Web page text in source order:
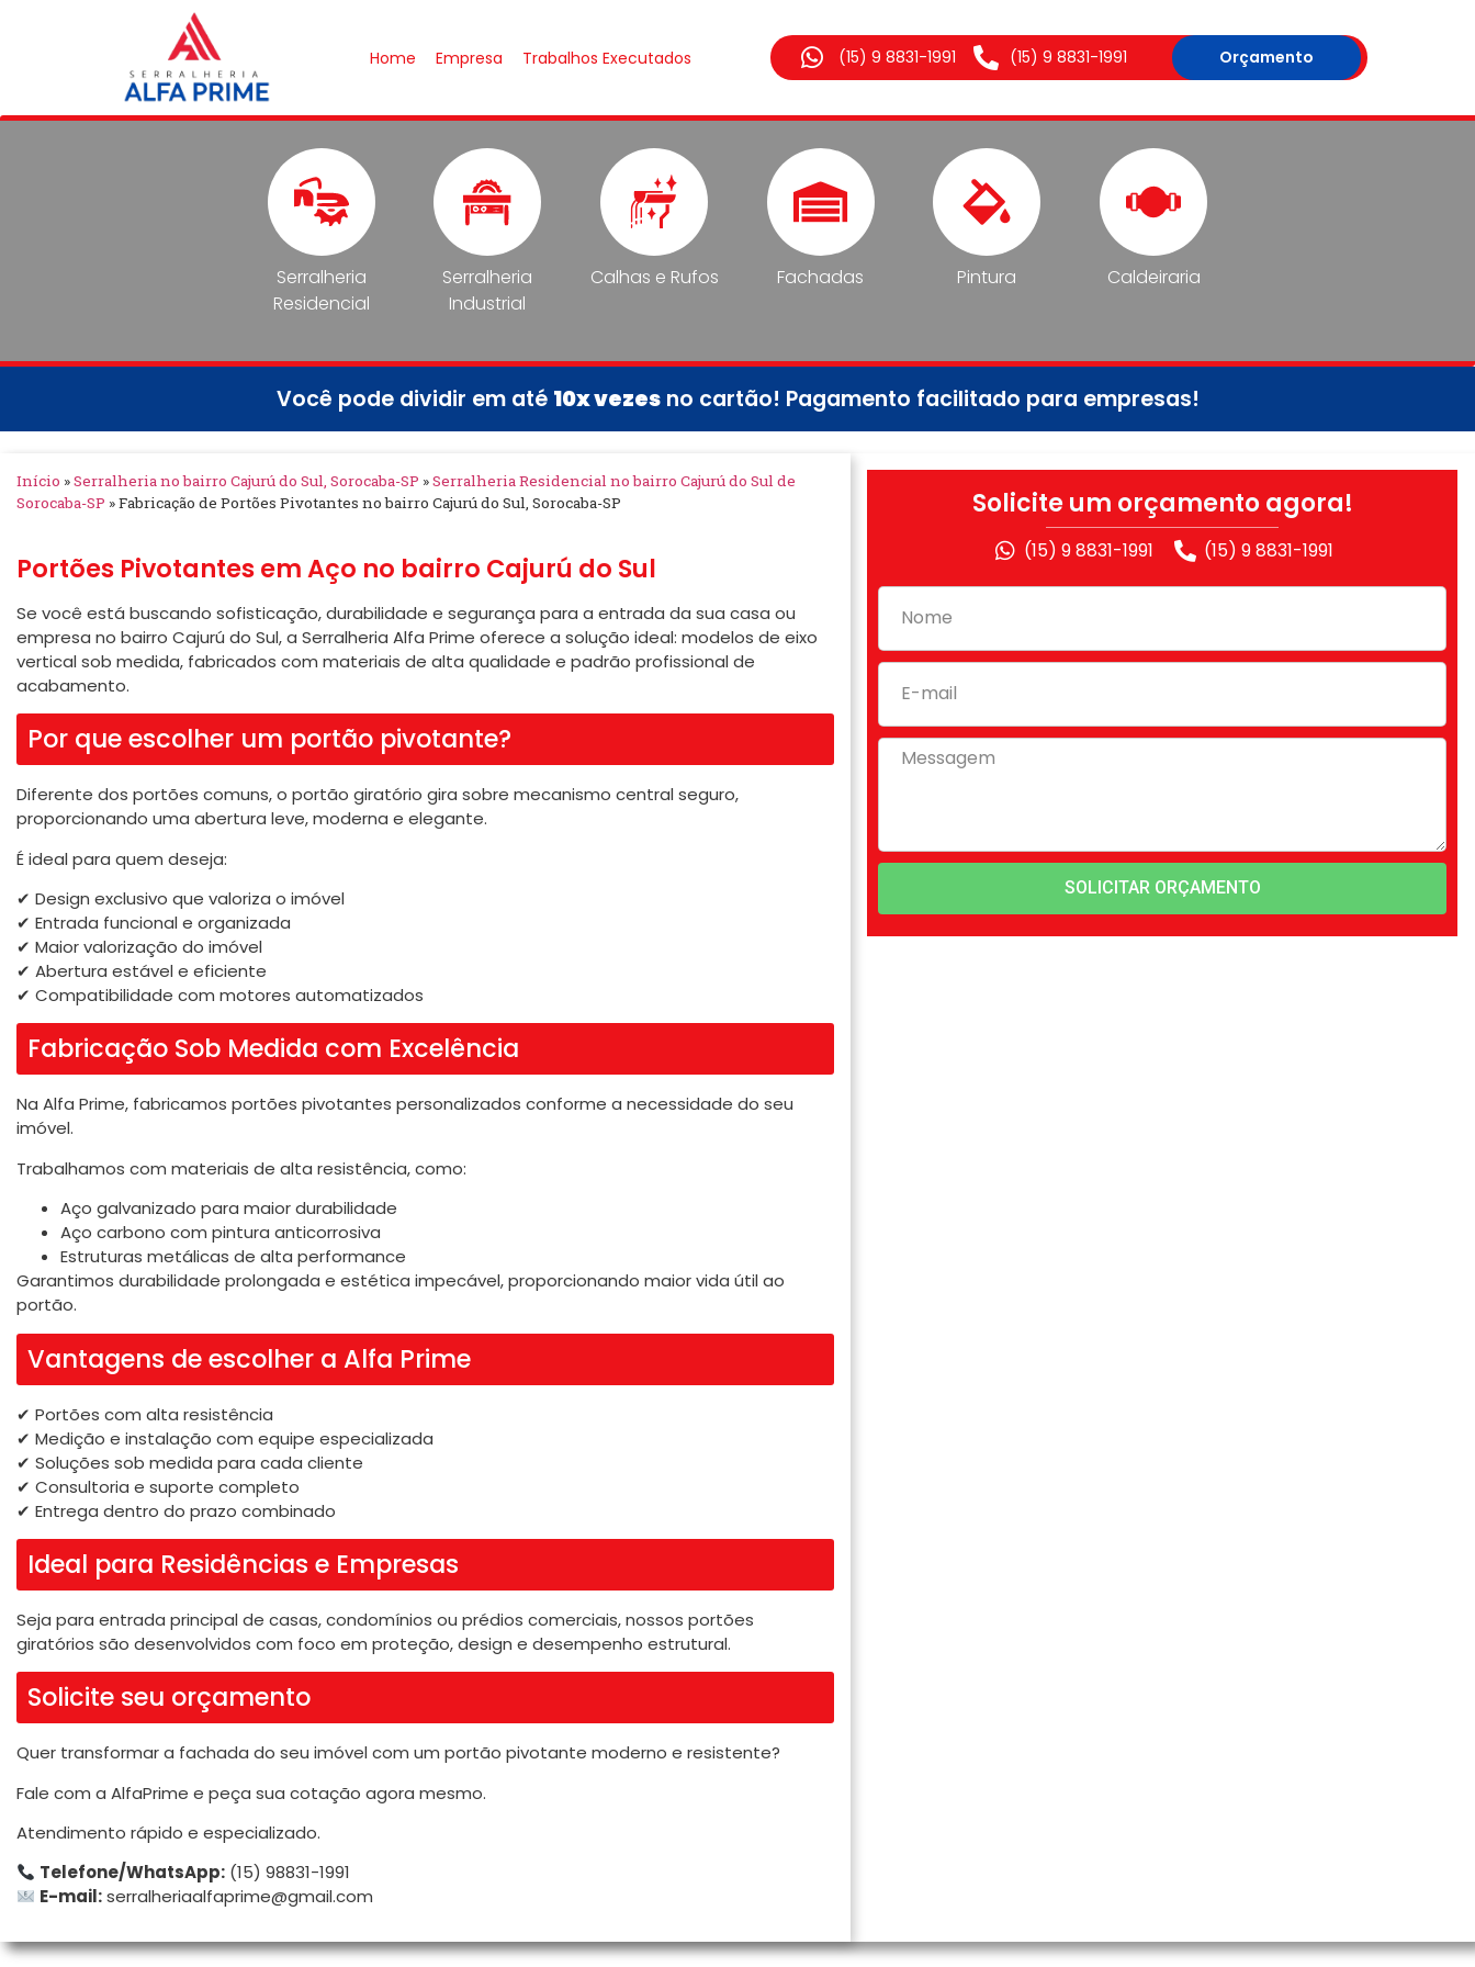
Home Empresa Trabalhos Executados (15) 9 8831-1991 (15) 9 8831-1991 Orçamento
Serralheria
Residencial
Serralheria
Industrial
Calhas e Rufos Fachadas Pintura Caldeiraria
Você pode dividir em até 10x vezesno cartão! Pagamento facilitado para empresas!
Início »Serralheria no bairro Cajurú do Sul, Sorocaba-SP »Serralheria Residencial no bairro Cajurú do Sul de
Sorocaba-SP »Fabricação de Portões Pivotantes no bairro Cajurú do Sul, Sorocaba-SP
Portões Pivotantes em Aço no bairro Cajurú do Sul
Se você está buscando sofisticação, durabilidade e segurança para a entrada da sua casa ou
empresa no bairro Cajurú do Sul, a Serralheria Alfa Prime oferece a solução ideal: modelos de eixo
vertical sob medida, fabricados com materiais de alta qualidade e padrão profissional de
acabamento.
Por que escolher um portão pivotante?
Diferente dos portões comuns, o portão giratório gira sobre mecanismo central seguro,
proporcionando uma abertura leve, moderna e elegante.
É ideal para quem deseja:
✔ Design exclusivo que valoriza o imóvel
✔ Entrada funcional e organizada
✔ Maior valorização do imóvel
✔ Abertura estável e eficiente
✔ Compatibilidade com motores automatizados
Fabricação Sob Medida com Excelência
Na Alfa Prime, fabricamos portões pivotantes personalizados conforme a necessidade do seu
imóvel.
Trabalhamos com materiais de alta resistência, como:
Aço galvanizado para maior durabilidade
Aço carbono com pintura anticorrosiva
Estruturas metálicas de alta performance
Garantimos durabilidade prolongada e estética impecável, proporcionando maior vida útil ao
portão.
Vantagens de escolher a Alfa Prime
✔ Portões com alta resistência
✔ Medição e instalação com equipe especializada
✔ Soluções sob medida para cada cliente
✔ Consultoria e suporte completo
✔ Entrega dentro do prazo combinado
Ideal para Residências e Empresas
Seja para entrada principal de casas, condomínios ou prédios comerciais, nossos portões
giratórios são desenvolvidos com foco em proteção, design e desempenho estrutural.
Solicite seu orçamento
Quer transformar a fachada do seu imóvel com um portão pivotante moderno e resistente?
Fale com a AlfaPrime e peça sua cotação agora mesmo.
Atendimento rápido e especializado.
Telefone/WhatsApp: (15) 98831-1991
E-mail:serralheriaalfaprime@gmail.com
Solicite um orçamento agora!
(15) 9 8831-1991 (15) 9 8831-1991
SOLICITAR ORÇAMENTO